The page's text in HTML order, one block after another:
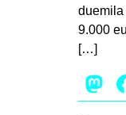
duemila
9.000
[…]